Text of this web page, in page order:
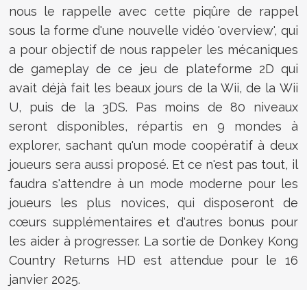
nous le rappelle avec cette piqûre de rappel
sous la forme d'une nouvelle vidéo 'overview', qui
a pour objectif de nous rappeler les mécaniques
de gameplay de ce jeu de plateforme 2D qui
avait déjà fait les beaux jours de la Wii, de la Wii
U, puis de la 3DS. Pas moins de 80 niveaux
seront disponibles, répartis en 9 mondes à
explorer, sachant qu'un mode coopératif à deux
joueurs sera aussi proposé. Et ce n'est pas tout, il
faudra s'attendre à un mode moderne pour les
joueurs les plus novices, qui disposeront de
cœurs supplémentaires et d'autres bonus pour
les aider à progresser. La sortie de Donkey Kong
Country Returns HD est attendue pour le 16
janvier 2025.